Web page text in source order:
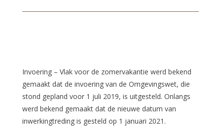
Invoering – Vlak voor de zomervakantie werd bekend
gemaakt dat de invoering van de Omgevingswet, die
stond gepland voor 1 juli 2019, is uitgesteld. Onlangs
werd bekend gemaakt dat de nieuwe datum van
inwerkingtreding is gesteld op 1 januari 2021.